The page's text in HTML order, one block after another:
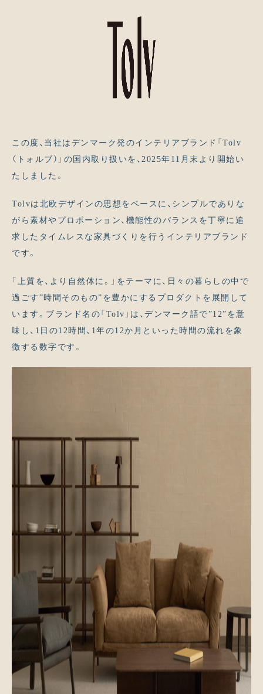
この度、当社はデンマーク発のインテリアブランド「Tolv
（トォルブ）」の国内取り扱いを、2025年11月末より開始い
たしました。
Tolvは北欧デザインの思想をベースに、シンプルでありな
がら素材やプロポーション、機能性のバランスを丁寧に追
求したタイムレスな家具づくりを行うインテリアブランド
です。
「上質を、より自然体に。」をテーマに、日々の暮らしの中で
過ごす”時間そのもの”を豊かにするプロダクトを展開して
います。ブランド名の「Tolv」は、デンマーク語で”12”を意
味し、1日の12時間、1年の12か月といった時間の流れを象
徴する数字です。